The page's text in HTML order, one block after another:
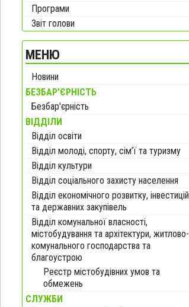
Програми
Звіт голови
МЕНЮ
Новини
БЕЗБАР'ЄРНІСТЬ
Безбар'єрність
ВІДДІЛИ
Відділ освіти
Відділ молоді, спорту, сім’ї та туризму
Відділ культури
Відділ соціального захисту населення
Відділ економічного розвитку, інвестицій
та державних закупівель
Відділ комунальної власності,
містобудування та архітектури, житлово-
комунального господарства та
благоустрою
Реєстр містобудівних умов та
обмежень
СЛУЖБИ